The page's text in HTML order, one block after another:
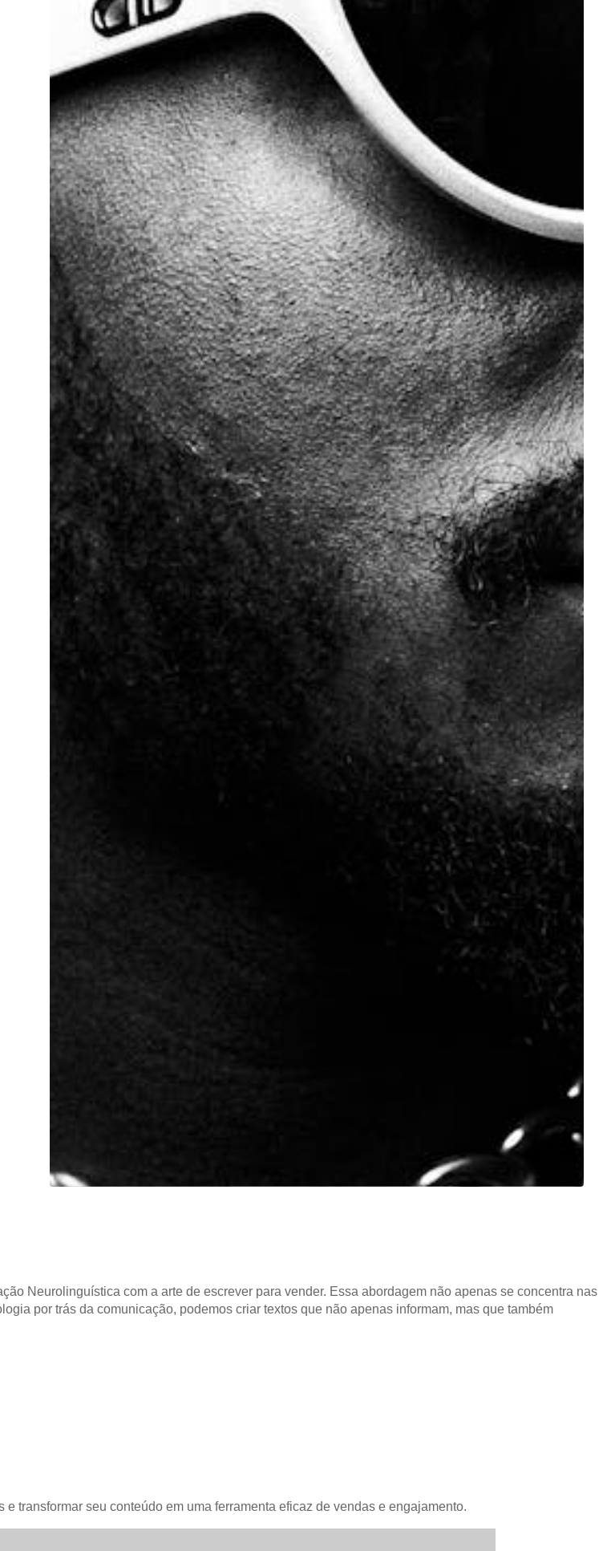
Neurolinguística com a arte de escrever para vender. Essa abordagem não apenas se concentra nas
por trás da comunicação, podemos criar textos que não apenas informam, mas que também
transformar seu conteúdo em uma ferramenta eficaz de vendas e engajamento.